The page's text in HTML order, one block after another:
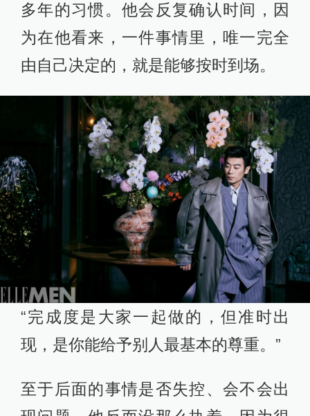
多年的习惯。他会反复确认时间，因
为在他看来，一件事情里，唯一完全
由自己决定的，就是能够按时到场。
“完成度是大家一起做的，但准时出
现，是你能给予别人最基本的尊重。”
至于后面的事情是否失控、会不会出